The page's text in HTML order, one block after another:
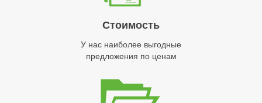
Стоимость
У нас наиболее выгодные
предложения по ценам